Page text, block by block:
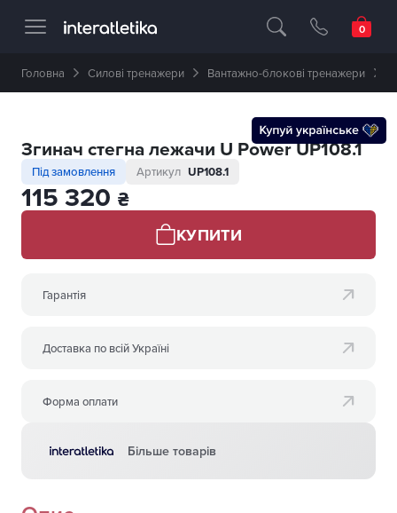
Професійне спортивне обладнання
Головна Силові тренажери Вантажно-блокові тренажери
Згинач стегна лежачи U Power UP108.1
Під замовлення Артикул UP108.1
115 320 ₴
КУПИТИ
Гарантія
Доставка по всій Україні
Форма оплати
Більше товарів